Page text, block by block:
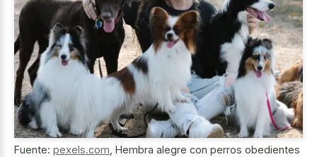
Fuente: pexels.com Hembra alegre con perros obedientes